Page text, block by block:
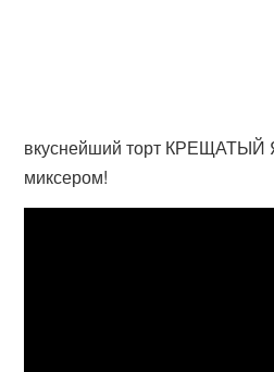
вкуснейший торт КРЕЩАТЫЙ
миксером!